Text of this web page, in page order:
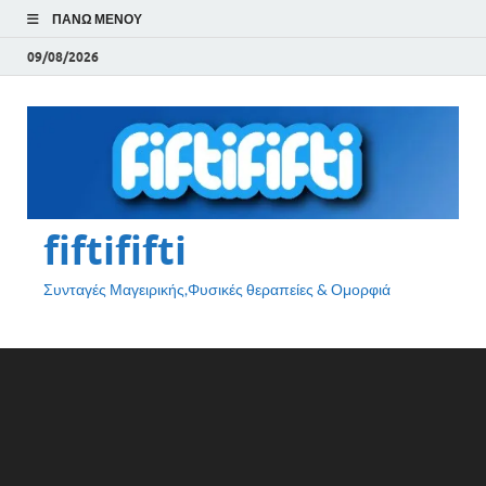
ΠΆΝΩ ΜΕΝΟΎ
09/08/2026
fiftififti
Συνταγές Μαγειρικής,Φυσικές θεραπείες & Ομορφιά